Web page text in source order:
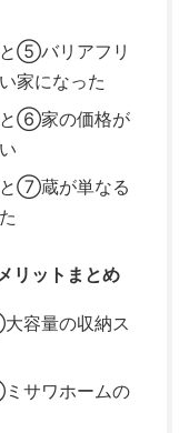
と⑤バリアフリ
家になった
と⑥家の価格が
と⑦蔵が単なる
リットまとめ
容量の収納ス
サワホームの